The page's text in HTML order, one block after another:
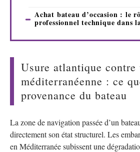
Achat bateau d’occasion : le
professionnel technique dans
Usure atlantique contre
méditerranéenne : ce
provenance du bateau
La zone de navigation passée d’un
directement son état structurel. Les
en Méditerranée subissent une